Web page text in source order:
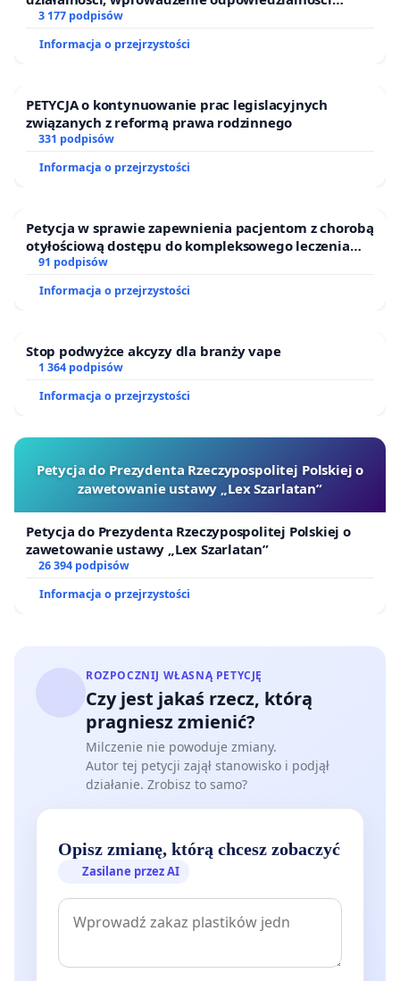
finansowej kluczowych urzędników i sędziów
3 177 podpisów
Informacja o przejrzystości
PETYCJA o kontynuowanie prac legislacyjnych
związanych z reformą prawa rodzinnego
331 podpisów
Informacja o przejrzystości
Petycja w sprawie zapewnienia pacjentom z chorobą
otyłościową dostępu do kompleksowego leczenia
oraz programów profilaktycznych.
91 podpisów
Informacja o przejrzystości
Stop podwyżce akcyzy dla branży vape
1 364 podpisów
Informacja o przejrzystości
Petycja do Prezydenta Rzeczypospolitej Polskiej o
zawetowanie ustawy „Lex Szarlatan”
Petycja do Prezydenta Rzeczypospolitej Polskiej o
zawetowanie ustawy „Lex Szarlatan”
26 394 podpisów
Informacja o przejrzystości
ROZPOCZNIJ WŁASNĄ PETYCJĘ
Czy jest jakaś rzecz, którą
pragniesz zmienić?
Milczenie nie powoduje zmiany.
Autor tej petycji zajął stanowisko i podjął
działanie. Zrobisz to samo?
Opisz zmianę, którą chcesz zobaczyć
Zasilane przez AI